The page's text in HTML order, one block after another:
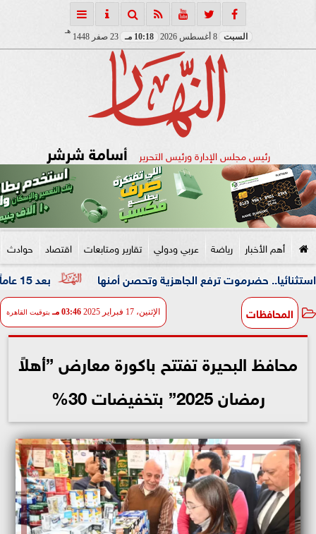
السبت 8 أغسطس 2026 10:18 مـ 23 صفر 1448
هـ
رئيس مجلس الإدارة ورئيس التحرير أسامة شرشر
أهم الأخبار رياضة عربي ودولي تقارير ومتابعات اقتصاد حوادث
بعد 15 عاماً من الغياب.. المجلس الثقافي البريطاني شريكاً لمهرجان القاهرة للمسرح التجريبي ترفع الجاهزية وتحصن أمنها
المحافظات الإثنين، 17 فبراير 2025 03:46 مـ بتوقيت القاهرة
محافظ البحيرة تفتتح باكورة معارض ”أهلاً
رمضان 2025” بتخفيضات 30%